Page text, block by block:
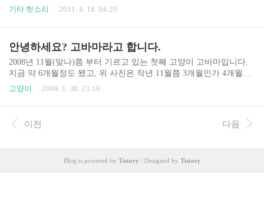
줄 알았는데 이름만 24시였다. 수의사는 무슨 일이냐며 물었고 나는
검사를 했지만 이번에는 피검사를 포함해 여러 검사를 했다. 여러 객
관적인 수치가 현재 좋지 않음을 암시하고 있었고, 의사 역시 복막염
이라고 확신한다고 했다. 그리고 잘 먹질 않아 혈색도 매우 좋지 않
고, 배에 복수도 많이 차오른 상태라 호흡에도 문제가 있을거라 했
다. 너무 여의어서인지 수액을 맞을 혈관 찾..
기타 헛소리 2011. 4. 18. 04:29
안녕하세요? 고바마라고 합니다.
2008년 11월(맞나)쯤 부터 기르고 있는 첫째 고양이 고바마입니다.
지금 약 6개월정도 됐고, 위 사진은 작년 11월쯤 3개월인가 4개월쯤
됐을 때 찍힌 사진이지요..
고양이 2009. 1. 30. 23:10
이전 다음
Blog is powered by Tistory / Designed by Tistory